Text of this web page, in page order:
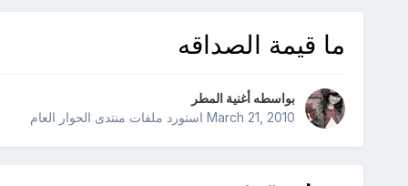
ما قيمة الصداقه
بواسطه أغنية المطر
March 21, 2010استورد ملفات منتدى الحوار العام